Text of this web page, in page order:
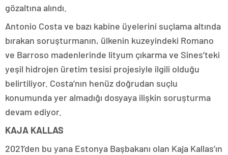
gözaltına alındı.
Antonio Costa ve bazı kabine üyelerini suçlama altında
bırakan soruşturmanın, ülkenin kuzeyindeki Romano
ve Barroso madenlerinde lityum çıkarma ve Sines’teki
yeşil hidrojen üretim tesisi projesiyle ilgili olduğu
belirtiliyor. Costa’nın henüz doğrudan suçlu
konumunda yer almadığı dosyaya ilişkin soruşturma
devam ediyor.
KAJA KALLAS
2021’den bu yana Estonya Başbakanı olan Kaja Kallas’ın